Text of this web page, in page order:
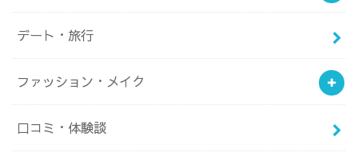
デート・旅行
ファッション・メイク
口コミ・体験談